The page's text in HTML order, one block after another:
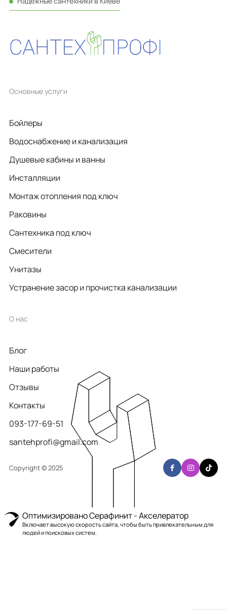
Основные услуги
Бойлеры
Водоснабжение и канализация
Душевые кабины и ванны
Инсталляции
Монтаж отопления под ключ
Раковины
Сантехника под ключ
Смесители
Унитазы
Устранение засор и прочистка канализации
О нас
Блог
Наши работы
Отзывы
Контакты
093-177-69-51
santehprofi@gmail.com
Copyright © 2025
Оптимизировано Серафинит - Акселератор
Включает высокую скорость сайта, чтобы быть привлекательным для
людей и поисковых систем.